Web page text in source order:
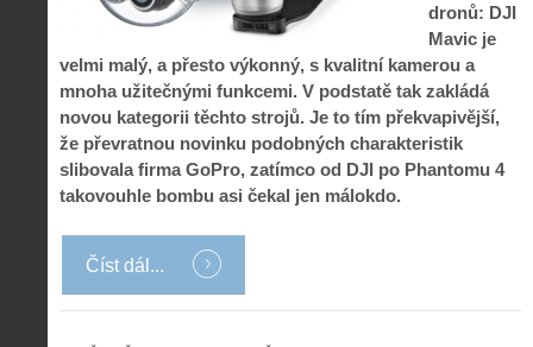
dronů: DJI
Mavic je
velmi malý, a přesto výkonný, s kvalitní kamerou a
mnoha užitečnými funkcemi. V podstatě tak zakládá
novou kategorii těchto strojů. Je to tím překvapivější,
že převratnou novinku podobných charakteristik
slibovala firma GoPro, zatímco od DJI po Phantomu 4
takovouhle bombu asi čekal jen málokdo.
Číst dál...